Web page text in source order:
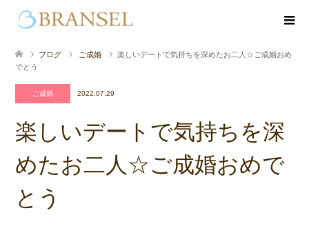
ブログ ご成婚
楽しいデートで気持ちを深めたお二人☆ご成婚おめ
でとう
ご成婚 2022.07.29
楽しいデートで気持ちを深
めたお二人☆ご成婚おめで
とう